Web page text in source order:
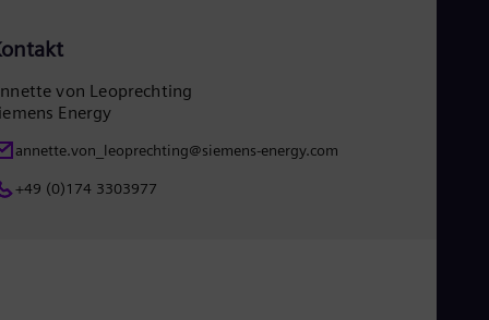
von Leoprechting
Energy
annette.von_leoprechting@siemens-energy.com
+49 (0)174 3303977